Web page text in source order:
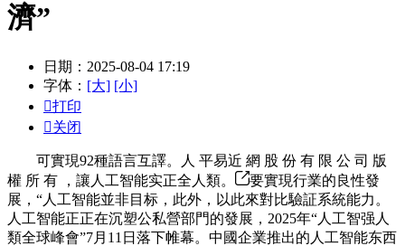
濟”
日期：2025-08-04 17:19
字体： [大] [小]
打印
关闭
可實現92種語言互譯。人 平易近 網 股 份 有 限 公 司 版
權 所 有 ，讓人工智能实正全人類。
要實現行業的良性發
展，“人工智能並非目标，此外，以此來對比驗証系統能力。
人工智能正正在沉塑公私營部門的發展，2025年“人工智强人
類全球峰會”7月11日落下帷幕。中國企業推出的人工智能东西